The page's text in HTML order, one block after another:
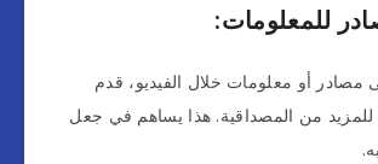
مصادر أو معلومات خلال الفيديو، قدم
من المصداقية. هذا يساهم في جعل